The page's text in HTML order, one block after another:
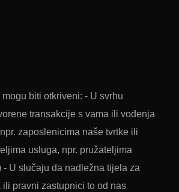
biti otkriveni: - U svrhu
transakcije s vama ili vođenja
zaposlenicima naše tvrtke ili
usluga, npr. pružateljima
- U slučaju da nadležna tijela za
pravni zastupnici to od nas